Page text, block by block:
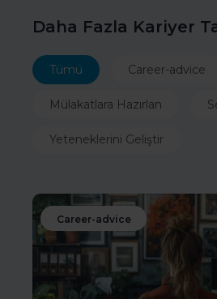
Daha Fazla Kariyer
Tümü Career-advice
Mülakatlara Hazırlan
Yeteneklerini Geliştir
Career-advice